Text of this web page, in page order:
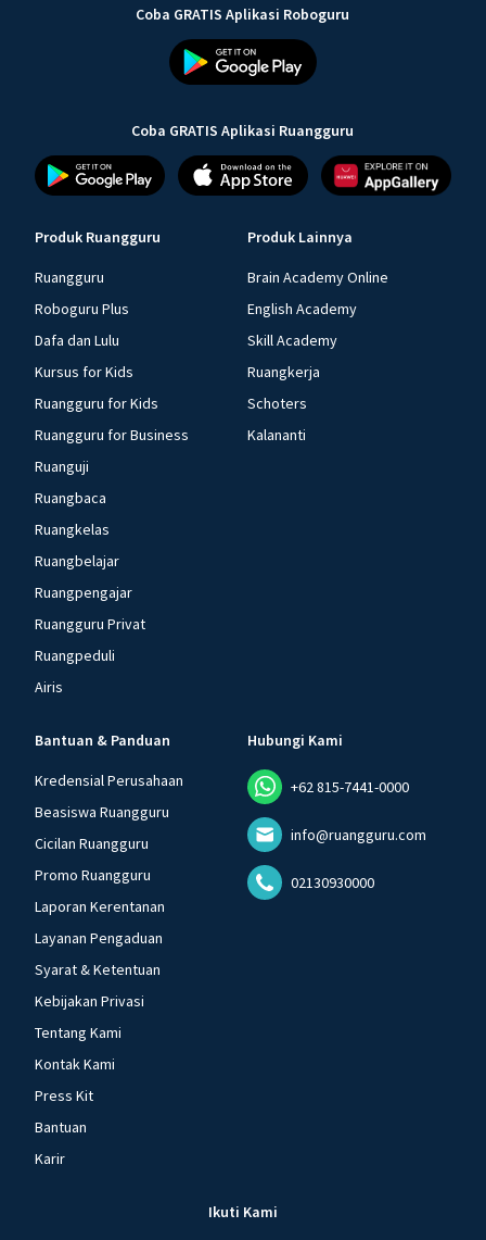
Coba GRATIS Aplikasi Roboguru
Coba GRATIS Aplikasi Ruangguru
Produk Ruangguru
Ruangguru
Roboguru Plus
Dafa dan Lulu
Kursus for Kids
Ruangguru for Kids
Ruangguru for Business
Ruanguji
Ruangbaca
Ruangkelas
Ruangbelajar
Ruangpengajar
Ruangguru Privat
Ruangpeduli
Airis
Produk Lainnya
Brain Academy Online
English Academy
Skill Academy
Ruangkerja
Schoters
Kalananti
Bantuan & Panduan
Kredensial Perusahaan
Beasiswa Ruangguru
Cicilan Ruangguru
Promo Ruangguru
Laporan Kerentanan
Layanan Pengaduan
Syarat & Ketentuan
Kebijakan Privasi
Tentang Kami
Kontak Kami
Press Kit
Bantuan
Karir
Hubungi Kami
+62 815-7441-0000
info@ruangguru.com
02130930000
Ikuti Kami